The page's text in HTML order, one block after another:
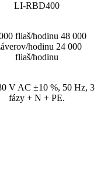
LI-RBD400
fliaš/hodinu 48 000
hodinu 24 000
fliaš/hodinu
V AC ±10 %, 50 Hz, 3
fázy + N + PE.